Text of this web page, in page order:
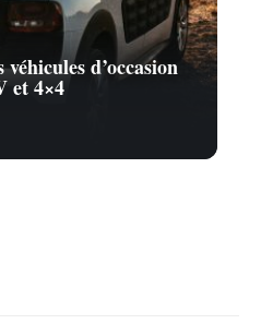
véhicules d’occasion
et 4×4